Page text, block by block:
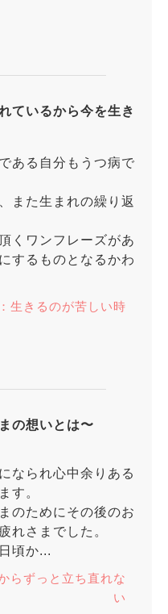
ているから今を生き
ある自分もうつ病で
また生まれの繰り返
くワンフレーズがあ
するものとなるかわ
生きるのが苦しい時
の想いとは〜
なられ心中余りある
す。
のためにその後のお
れさまでした。
頃か...
らずっと立ち直れな
い